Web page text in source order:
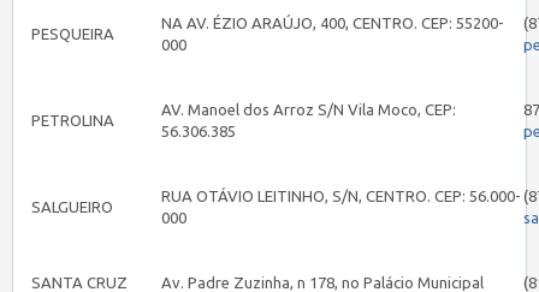
PESQUEIRA
NA AV. ÉZIO ARAÚJO, 400, CENTRO. CEP: 55200-
000
PETROLINA
AV. Manoel dos Arroz S/N Vila Moco, CEP:
56.306.385
SALGUEIRO
RUA OTÁVIO LEITINHO, S/N, CENTRO. CEP: 56.000-
000
SANTA CRUZ
Av. Padre Zuzinha, n 178, no Palácio Municipal